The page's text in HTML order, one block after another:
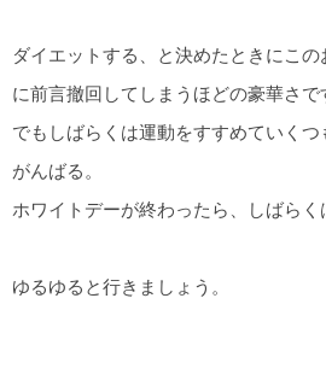
ダイエットする、と決めたときにこ
に前言撤回してしまうほどの豪華さで
でもしばらくは運動をすすめていくつ
がんばる。
ホワイトデーが終わったら、しばらく
ゆるゆると行きましょう。